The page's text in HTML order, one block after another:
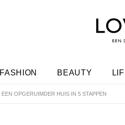
FASHION BEAUTY
EEN OPGERUIMDER HUIS IN 5 STAPPEN